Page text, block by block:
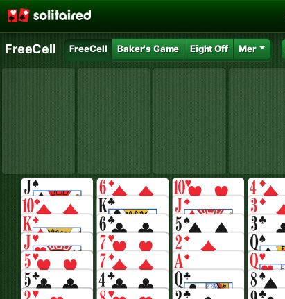
FreeCell FreeCell Baker's Game Eight Off Mer